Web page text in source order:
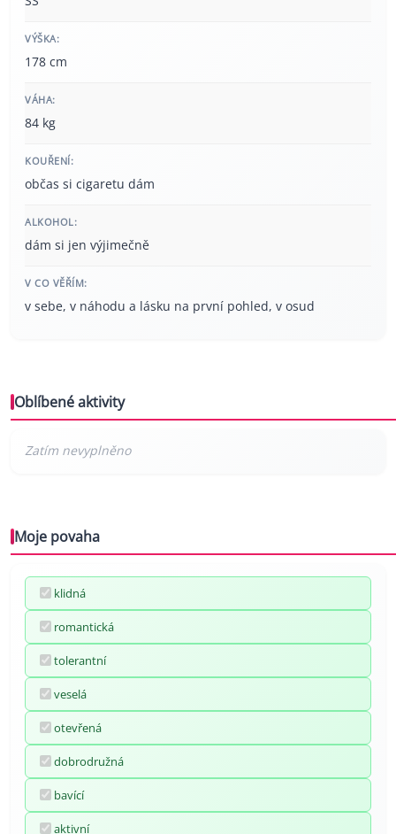
VÝŠKA:
178 cm
VÁHA:
84 kg
KOUŘENÍ:
občas si cigaretu dám
ALKOHOL:
dám si jen výjimečně
V CO VĚŘÍM:
v sebe, v náhodu a lásku na první pohled, v osud
Oblíbené aktivity
Moje povaha
klidná
romantická
tolerantní
veselá
otevřená
dobrodružná
bavící
aktivní